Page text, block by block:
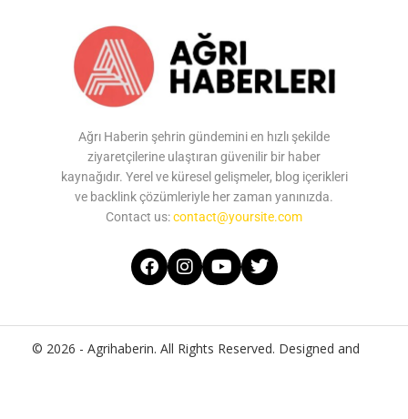
Ağrı Haberin şehrin gündemini en hızlı şekilde
ziyaretçilerine ulaştıran güvenilir bir haber
kaynağıdır. Yerel ve küresel gelişmeler, blog içerikleri
ve backlink çözümleriyle her zaman yanınızda.
Contact us:contact@yoursite.com
© 2026 - Agrihaberin. All Rights Reserved. Designed and